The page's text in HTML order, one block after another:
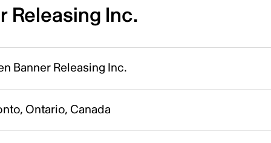
Releasing Inc.
Banner Releasing Inc.
Ontario, Canada